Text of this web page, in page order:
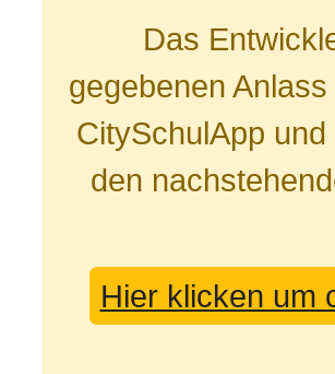
Das
gegebenen
CitySchulApp
den
Hier klicken um